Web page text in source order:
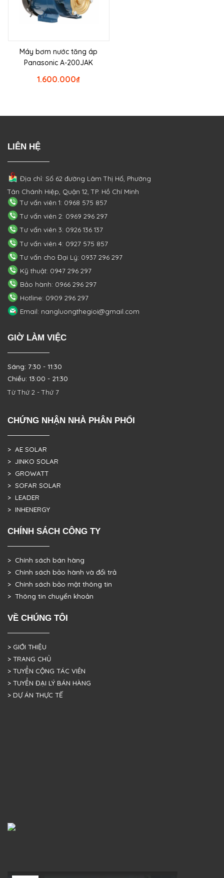
Máy bơm nước tăng áp
Panasonic A-200JAK
₫
1.600.000
LIÊN HỆ
Địa chỉ: Số 62 đường Lâm Thị Hố, Phường
Tân Chánh Hiệp, Quận 12, TP. Hồ Chí Minh
Tư vấn viên 1: 0968 575 857
Tư vấn viên 2: 0969 296 297
Tư vấn viên 3: 0926 136 137
Tư vấn viên 4: 0927 575 857
Tư vấn cho Đại Lý: 0937 296 297
Kỹ thuật: 0947 296 297
Bảo hành: 0966 296 297
Hotline: 0909 296 297
Email: nangluongthegioi@gmail.com
GIỜ LÀM VIỆC
Sáng: 7:30 - 11:30
Chiều: 13:00 - 21:30
Từ Thứ 2 - Thứ 7
CHỨNG NHẬN NHÀ PHÂN PHỐI
> AE SOLAR
> JINKO SOLAR
> GROWATT
> SOFAR SOLAR
> LEADER
> INHENERGY
CHÍNH SÁCH CÔNG TY
> Chính sách bán hàng
> Chính sách bảo hành và đổi trả
> Chính sách bảo mật thông tin
> Thông tin chuyển khoản
VỀ CHÚNG TÔI
> GIỚI THIỆU
> TRANG CHỦ
> TUYỂN CỘNG TÁC VIÊN
> TUYỂN ĐẠI LÝ BÁN HÀNG
> DỰ ÁN THỰC TẾ